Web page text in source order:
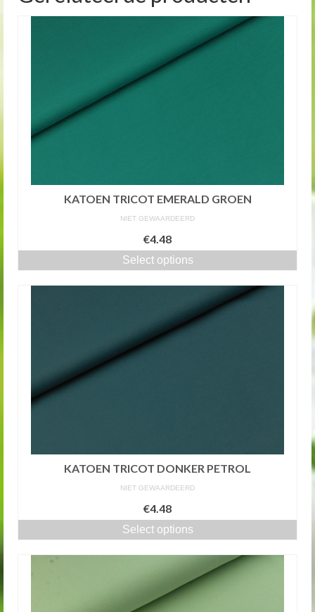
KATOEN TRICOT EMERALD GROEN
NIET GEWAARDEERD
€4.48
Select options
KATOEN TRICOT DONKER PETROL
NIET GEWAARDEERD
€4.48
Select options